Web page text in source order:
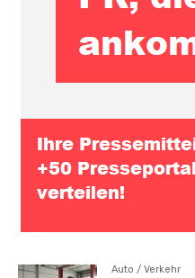
Auto / Verkehr